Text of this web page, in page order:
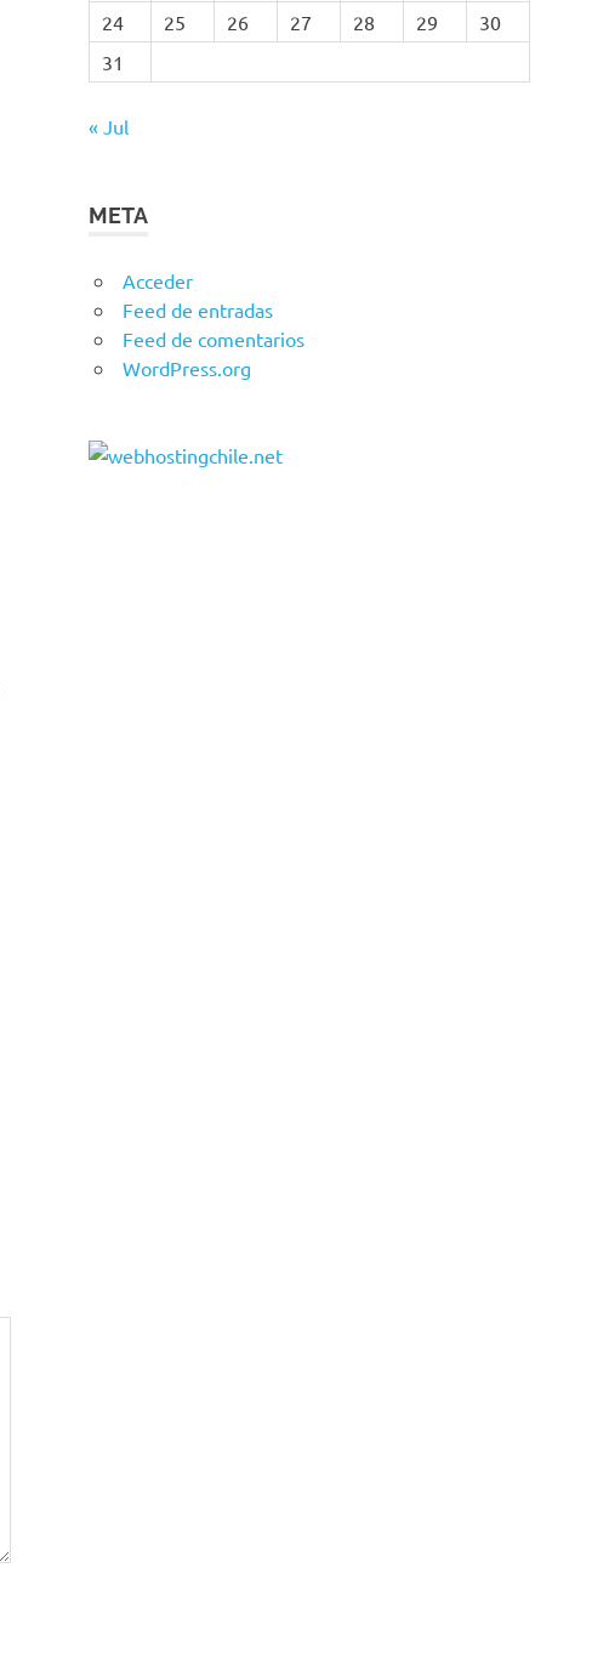
24
25 26 27 28 29
30
31
« Jul
META
Acceder
Feed de entradas
Feed de comentarios
WordPress.org